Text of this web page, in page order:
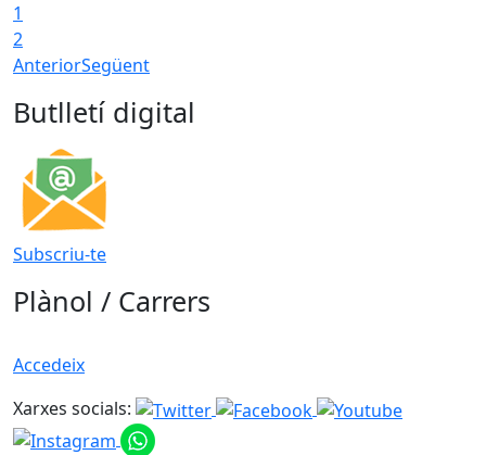
1
2
AnteriorSegüent
Butlletí digital
Subscriu-te
Plànol / Carrers
Accedeix
Xarxes socials: